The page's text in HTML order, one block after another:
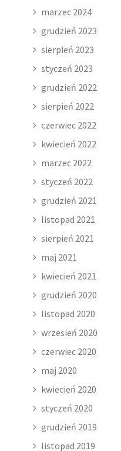
marzec 2024
grudzień 2023
sierpień 2023
styczeń 2023
grudzień 2022
sierpień 2022
czerwiec 2022
kwiecień 2022
marzec 2022
styczeń 2022
grudzień 2021
listopad 2021
sierpień 2021
maj 2021
kwiecień 2021
grudzień 2020
listopad 2020
wrzesień 2020
czerwiec 2020
maj 2020
kwiecień 2020
styczeń 2020
grudzień 2019
listopad 2019